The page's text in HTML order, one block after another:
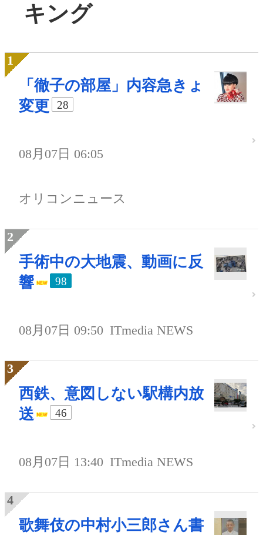
キング
「徹子の部屋」内容急きょ
変更
28
08月07日 06:05
オリコンニュース
手術中の大地震、動画に反
響
98
08月07日 09:50 ITmedia NEWS
西鉄、意図しない駅構内放
送
46
08月07日 13:40 ITmedia NEWS
歌舞伎の中村小三郎さん書